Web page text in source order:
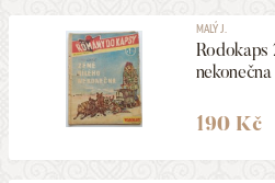
MALÝ J.
Rodokaps
nekonečna
190 Kč